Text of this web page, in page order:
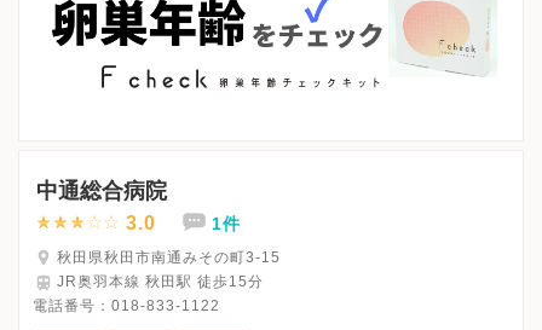
中通総合病院
3.0 1件
秋田県秋田市南通みその町3-15
JR奥羽本線 秋田駅 徒歩15分
電話番号： 018-833-1122